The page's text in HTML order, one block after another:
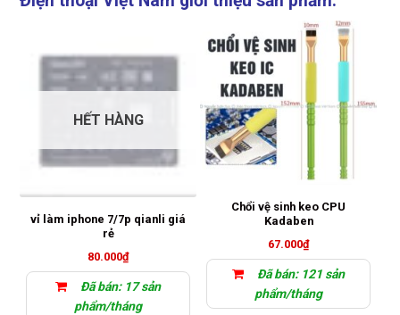
HẾT HÀNG
vỉ làm iphone 7/7p qianli giá
rẻ
80.000₫
Đã bán: 17 sản
phẩm/tháng
Chổi vệ sinh keo CPU
Kadaben
67.000₫
Đã bán: 121 sản
phẩm/tháng